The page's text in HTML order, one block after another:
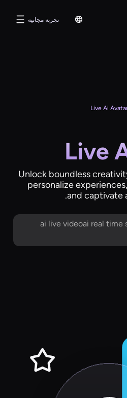
تجربة مجانية
Live Ai
Live
Unlock boundless
personalize
and captivate
ai live videoai real time